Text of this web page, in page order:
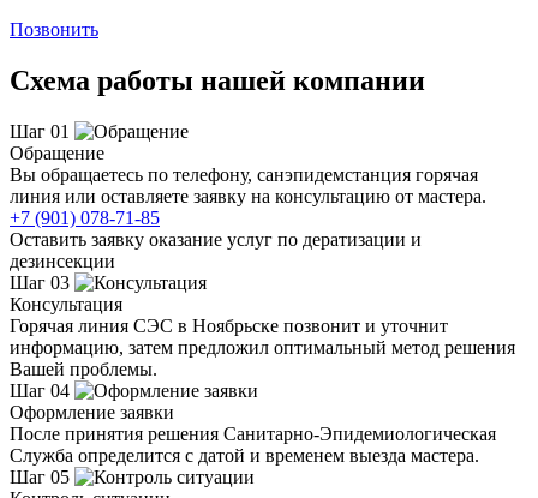
Позвонить
Схема работы нашей компании
Шаг 01
Обращение
Вы обращаетесь по телефону, санэпидемстанция горячая
линия или оставляете заявку на консультацию от мастера.
+7 (901) 078-71-85
Оставить заявку оказание услуг по дератизации и
дезинсекции
Шаг 03
Консультация
Горячая линия СЭС в Ноябрьске позвонит и уточнит
информацию, затем предложил оптимальный метод решения
Вашей проблемы.
Шаг 04
Оформление заявки
После принятия решения Санитарно-Эпидемиологическая
Служба определится с датой и временем выезда мастера.
Шаг 05